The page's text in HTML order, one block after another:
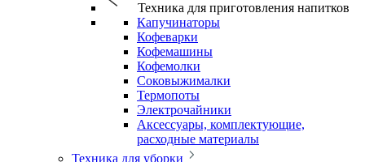
Техника для приготовления напитков
Капучинаторы
Кофеварки
Кофемашины
Кофемолки
Соковыжималки
Термопоты
Электрочайники
Аксессуары, комплектующие,
расходные материалы
Техника для уборки